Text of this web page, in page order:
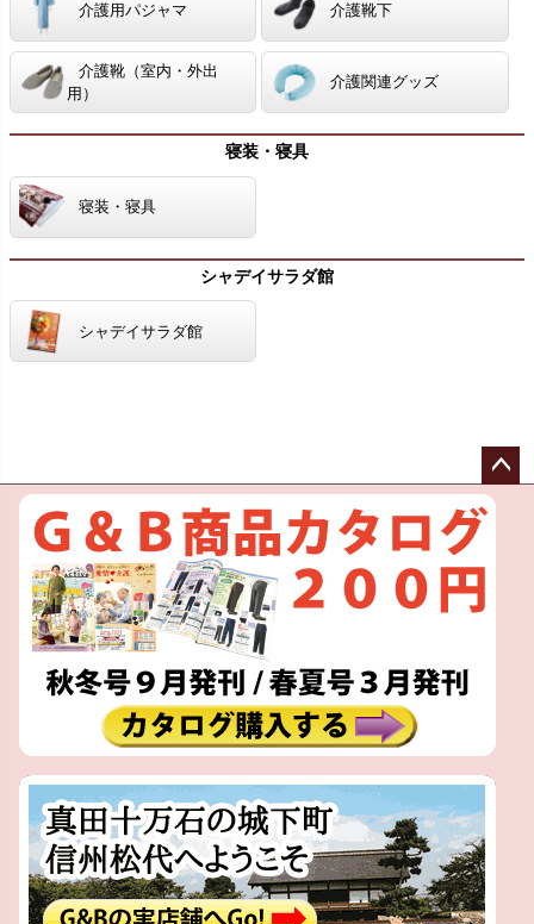
介護用パジャマ 介護靴下
介護靴（室内・外出
用）
介護関連グッズ
寝装・寝具
寝装・寝具
シャデイサラダ館
シャデイサラダ館
ペー
へ